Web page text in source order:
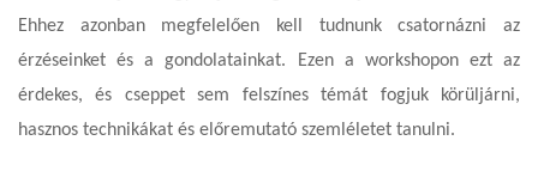
Ehhez azonban megfelelően kell tudnunk csatornázni az
érzéseinket és a gondolatainkat. Ezen a workshopon ezt az
érdekes, és cseppet sem felszínes témát fogjuk körüljárni,
hasznos technikákat és előremutató szemléletet tanulni.